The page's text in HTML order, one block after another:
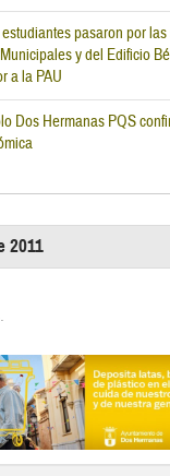
pasaron por
y del Edificio
a la PAU
Dos Hermanas PQS
2011